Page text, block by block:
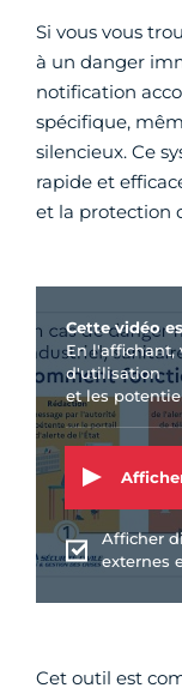
Si vous vous
à un danger
notification
spécifique,
silencieux. Ce
rapide et
et la protection
Cette vidéo
En l'affichant,
d'utilisation
et les
Afficher
externes
Cet outil est